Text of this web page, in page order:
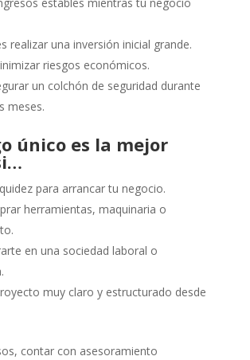
estables mientras tu negocio
realizar una inversión inicial grande.
riesgos económicos.
un colchón de seguridad durante
meses.
único es la mejor
para arrancar tu negocio.
herramientas, maquinaria o
en una sociedad laboral o
muy claro y estructurado desde
contar con asesoramiento